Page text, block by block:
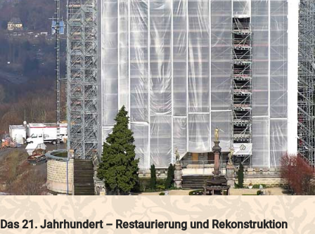
Das 21. Jahrhundert – Restaurierung und Rekonstruktion